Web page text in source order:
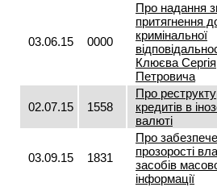
03.06.15 0000
Про надання
притягнення
кримінальної
Клюєва Сергія
Петровича
02.07.15 1558
Про
кредитів в
валюті
03.09.15 1831
Про
прозорості
засобів
інформації